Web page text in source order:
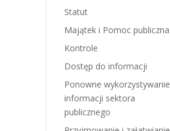
Statut
Majątek i Pomoc publiczna
Kontrole
Dostęp do informacji
Ponowne wykorzystywanie
informacji sektora
publicznego